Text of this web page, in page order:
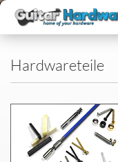
Hardwareteile